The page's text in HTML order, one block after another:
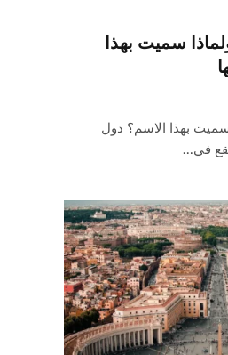
سميت بهذا
بهذا الاسم؟ دول
في…